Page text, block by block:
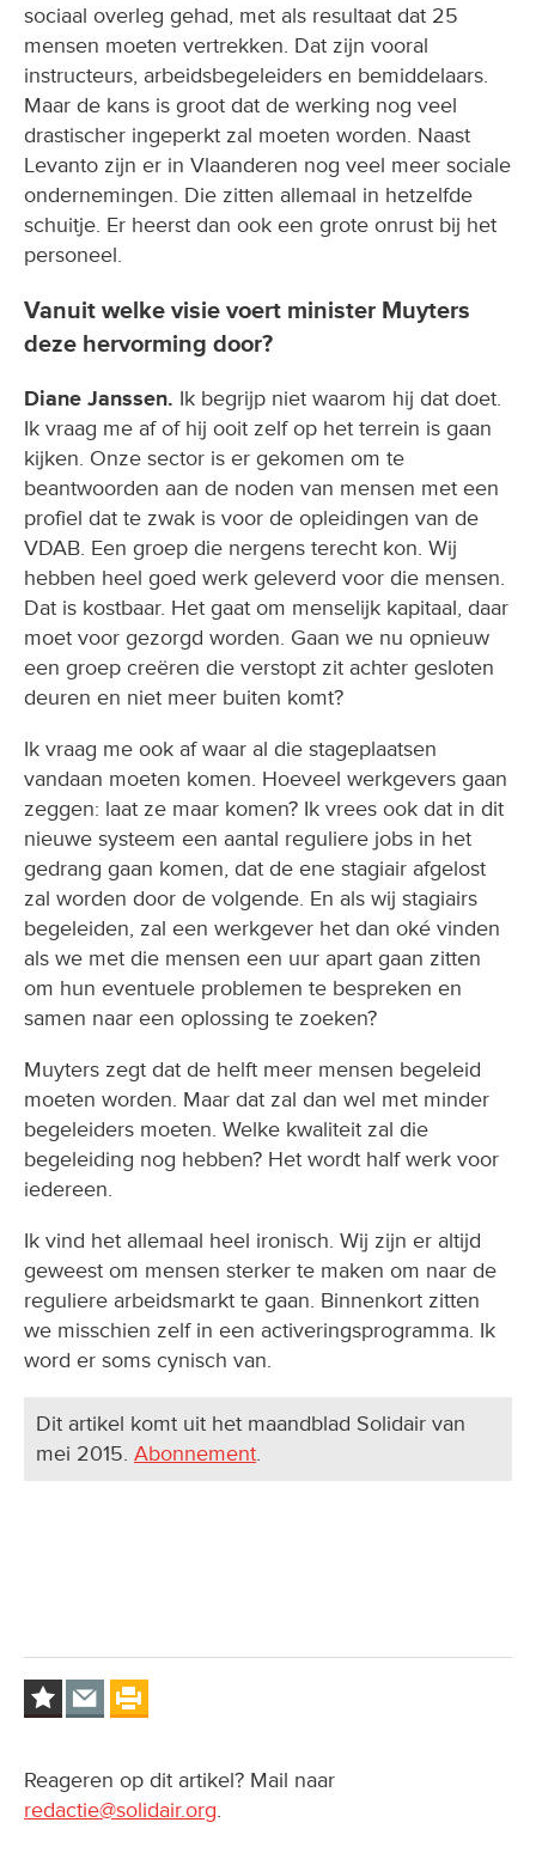
sociaal overleg gehad, met als resultaat dat 25
mensen moeten vertrekken. Dat zijn vooral
instructeurs, arbeidsbegeleiders en bemiddelaars.
Maar de kans is groot dat de werking nog veel
drastischer ingeperkt zal moeten worden. Naast
Levanto zijn er in Vlaanderen nog veel meer sociale
ondernemingen. Die zitten allemaal in hetzelfde
schuitje. Er heerst dan ook een grote onrust bij het
personeel.
Vanuit welke visie voert minister Muyters
deze hervorming door?
Diane Janssen. Ik begrijp niet waarom hij dat doet.
Ik vraag me af of hij ooit zelf op het terrein is gaan
kijken. Onze sector is er gekomen om te
beantwoorden aan de noden van mensen met een
profiel dat te zwak is voor de opleidingen van de
VDAB. Een groep die nergens terecht kon. Wij
hebben heel goed werk geleverd voor die mensen.
Dat is kostbaar. Het gaat om menselijk kapitaal, daar
moet voor gezorgd worden. Gaan we nu opnieuw
een groep creëren die verstopt zit achter gesloten
deuren en niet meer buiten komt?
Ik vraag me ook af waar al die stageplaatsen
vandaan moeten komen. Hoeveel werkgevers gaan
zeggen: laat ze maar komen? Ik vrees ook dat in dit
nieuwe systeem een aantal reguliere jobs in het
gedrang gaan komen, dat de ene stagiair afgelost
zal worden door de volgende. En als wij stagiairs
begeleiden, zal een werkgever het dan oké vinden
als we met die mensen een uur apart gaan zitten
om hun eventuele problemen te bespreken en
samen naar een oplossing te zoeken?
Muyters zegt dat de helft meer mensen begeleid
moeten worden. Maar dat zal dan wel met minder
begeleiders moeten. Welke kwaliteit zal die
begeleiding nog hebben? Het wordt half werk voor
iedereen.
Ik vind het allemaal heel ironisch. Wij zijn er altijd
geweest om mensen sterker te maken om naar de
reguliere arbeidsmarkt te gaan. Binnenkort zitten
we misschien zelf in een activeringsprogramma. Ik
word er soms cynisch van.
Dit artikel komt uit het maandblad Solidair van
mei 2015. Abonnement.
Reageren op dit artikel? Mail naar
redactie@solidair.org.